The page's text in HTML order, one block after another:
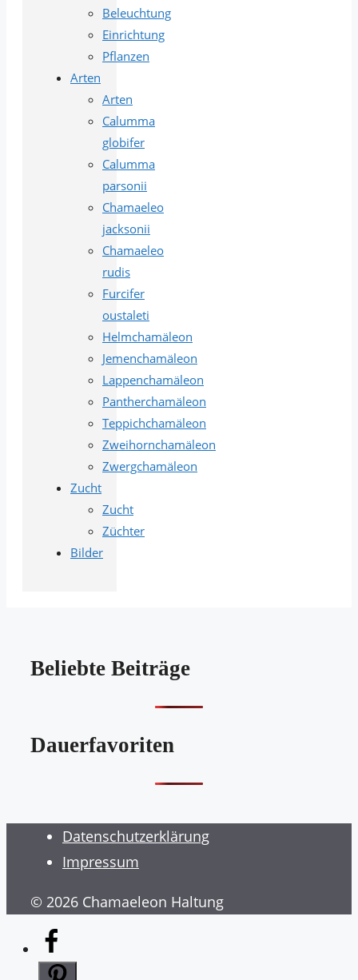
Beleuchtung
Einrichtung
Pflanzen
Arten
Arten
Calumma
globifer
Calumma
parsonii
Chamaeleo
jacksonii
Chamaeleo
rudis
Furcifer
oustaleti
Helmchamäleon
Jemenchamäleon
Lappenchamäleon
Pantherchamäleon
Teppichchamäleon
Zweihornchamäleon
Zwergchamäleon
Zucht
Zucht
Züchter
Bilder
Beliebte Beiträge
Dauerfavoriten
Datenschutzerklärung
Impressum
© 2026 Chamaeleon Haltung